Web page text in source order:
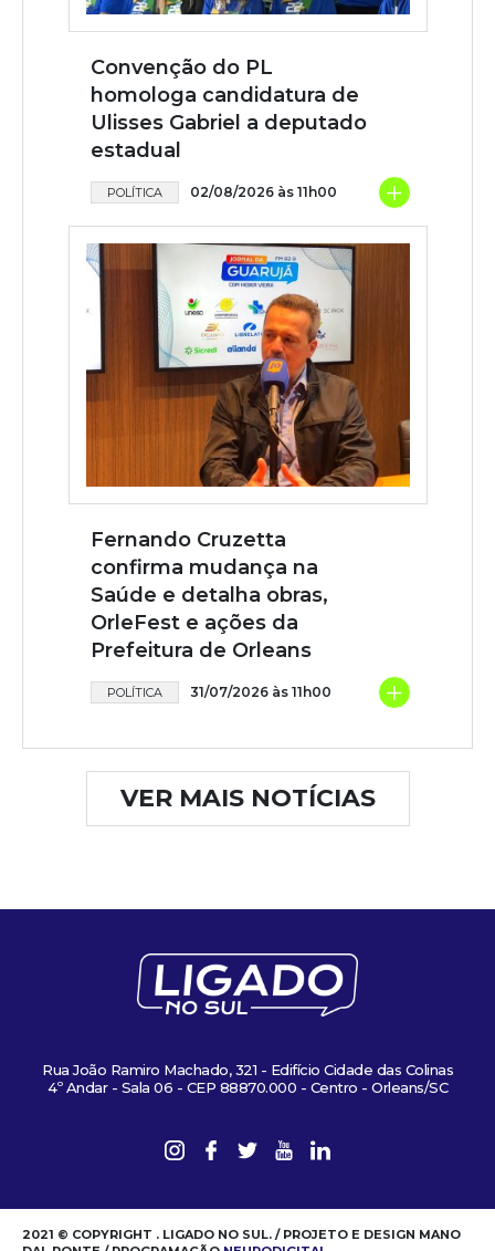
Convenção do PL
homologa candidatura de
Ulisses Gabriel a deputado
estadual
POLÍTICA 02/08/2026 às 11h00 +
Fernando Cruzetta
confirma mudança na
Saúde e detalha obras,
OrleFest e ações da
Prefeitura de Orleans
POLÍTICA 31/07/2026 às 11h00 +
VER MAIS NOTÍCIAS
Rua João Ramiro Machado, 321 - Edifício Cidade das Colinas
4º Andar - Sala 06 - CEP 88870.000 - Centro - Orleans/SC
2021 © COPYRIGHT . LIGADO NO SUL. / PROJETO E DESIGN MANO